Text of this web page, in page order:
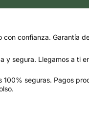
con confianza. Garantía
y segura. Llegamos a ti
100% seguras. Pagos